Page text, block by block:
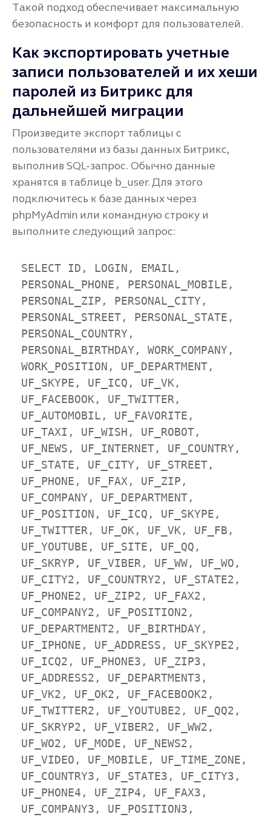
Такой подход обеспечивает максимальную
безопасность и комфорт для пользователей.
Как экспортировать учетные
записи пользователей и их хеши
паролей из Битрикс для
дальнейшей миграции
Произведите экспорт таблицы с
пользователями из базы данных Битрикс,
выполнив SQL-запрос. Обычно данные
хранятся в таблице b_user. Для этого
подключитесь к базе данных через
phpMyAdmin или командную строку и
выполните следующий запрос:
SELECT ID, LOGIN, EMAIL,
PERSONAL_PHONE, PERSONAL_MOBILE,
PERSONAL_ZIP, PERSONAL_CITY,
PERSONAL_STREET, PERSONAL_STATE,
PERSONAL_COUNTRY,
PERSONAL_BIRTHDAY, WORK_COMPANY,
WORK_POSITION, UF_DEPARTMENT,
UF_SKYPE, UF_ICQ, UF_VK,
UF_FACEBOOK, UF_TWITTER,
UF_AUTOMOBIL, UF_FAVORITE,
UF_TAXI, UF_WISH, UF_ROBOT,
UF_NEWS, UF_INTERNET, UF_COUNTRY,
UF_STATE, UF_CITY, UF_STREET,
UF_PHONE, UF_FAX, UF_ZIP,
UF_COMPANY, UF_DEPARTMENT,
UF_POSITION, UF_ICQ, UF_SKYPE,
UF_TWITTER, UF_OK, UF_VK, UF_FB,
UF_YOUTUBE, UF_SITE, UF_QQ,
UF_SKRYP, UF_VIBER, UF_WW, UF_WO,
UF_CITY2, UF_COUNTRY2, UF_STATE2,
UF_PHONE2, UF_ZIP2, UF_FAX2,
UF_COMPANY2, UF_POSITION2,
UF_DEPARTMENT2, UF_BIRTHDAY,
UF_IPHONE, UF_ADDRESS, UF_SKYPE2,
UF_ICQ2, UF_PHONE3, UF_ZIP3,
UF_ADDRESS2, UF_DEPARTMENT3,
UF_VK2, UF_OK2, UF_FACEBOOK2,
UF_TWITTER2, UF_YOUTUBE2, UF_QQ2,
UF_SKRYP2, UF_VIBER2, UF_WW2,
UF_WO2, UF_MODE, UF_NEWS2,
UF_VIDEO, UF_MOBILE, UF_TIME_ZONE,
UF_COUNTRY3, UF_STATE3, UF_CITY3,
UF_PHONE4, UF_ZIP4, UF_FAX3,
UF_COMPANY3, UF_POSITION3,